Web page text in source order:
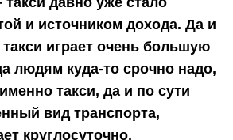
и источником дохода. Да и
играет очень большую
людям куда-то срочно надо,
такси, да и по сути
вид транспорта,
круглосуточно.